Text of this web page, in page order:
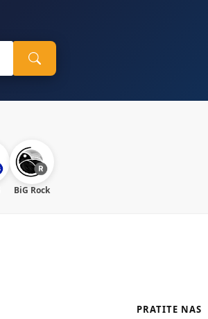
BiG Rock
PRATITE NAS